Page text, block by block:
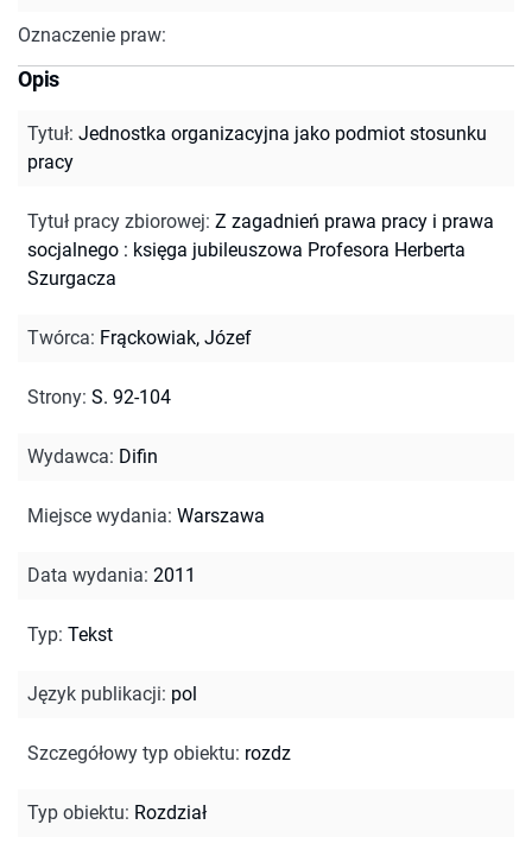
Oznaczenie praw:
Opis
Tytuł: Jednostka organizacyjna jako podmiot stosunku
pracy
Tytuł pracy zbiorowej: Z zagadnień prawa pracy i prawa
socjalnego : księga jubileuszowa Profesora Herberta
Szurgacza
Twórca: Frąckowiak, Józef
Strony: S. 92-104
Wydawca: Difin
Miejsce wydania: Warszawa
Data wydania: 2011
Typ: Tekst
Język publikacji: pol
Szczegółowy typ obiektu: rozdz
Typ obiektu: Rozdział